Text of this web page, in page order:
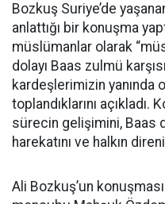
Bozkuş Suriye’de
anlattığı bir konuşma
müslümanlar olarak
dolayı Baas zulmü
kardeşlerimizin yanında
toplandıklarını açıkladı.
sürecin gelişimini, Baas
harekatını ve halkın
Ali Bozkuş’un